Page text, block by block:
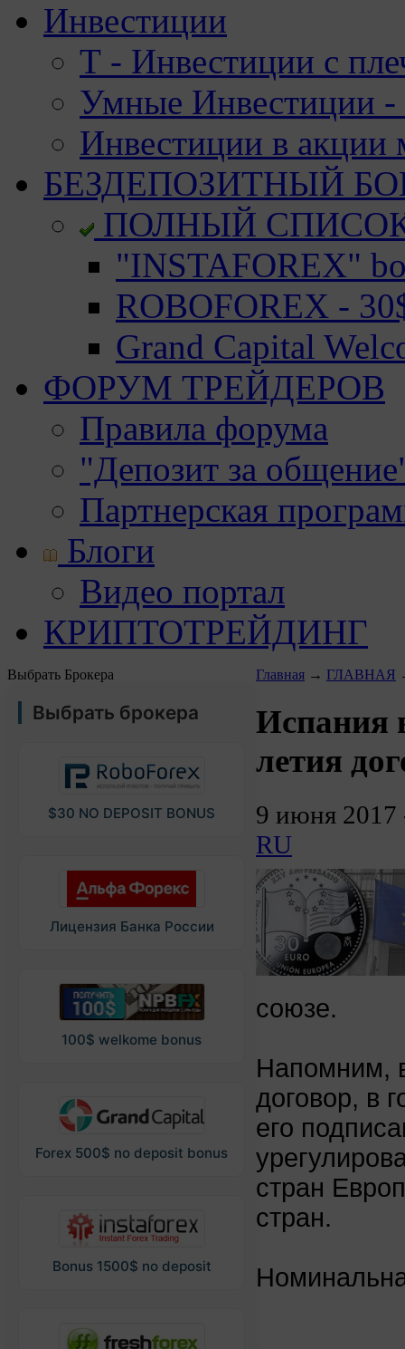
Инвестиции
Т - Инвестиции с
Умные Инвестиции -
Инвестиции в акции
БЕЗДЕПОЗИТНЫЙ
ПОЛНЫЙ
"INSTAFOREX"
ROBOFOREX -
Grand Capital
ФОРУМ ТРЕЙДЕРОВ
Правила форума
"Депозит за
Партнерская
Блоги
Видео портал
КРИПТОТРЕЙДИНГ
Выбрать Брокера
Выбрать брокера
$30 NO DEPOSIT BONUS
Лицензия Банка России
100$ welkome bonus
Forex 500$ no deposit bonus
Bonus 1500$ no deposit
Главная → ГЛАВНАЯ
Испания
летия
9 июня
RU
союзе.
Напомним,
договор, в
его
стран
стран.